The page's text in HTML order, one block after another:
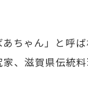
ちゃん」と呼ば
、滋賀県伝統